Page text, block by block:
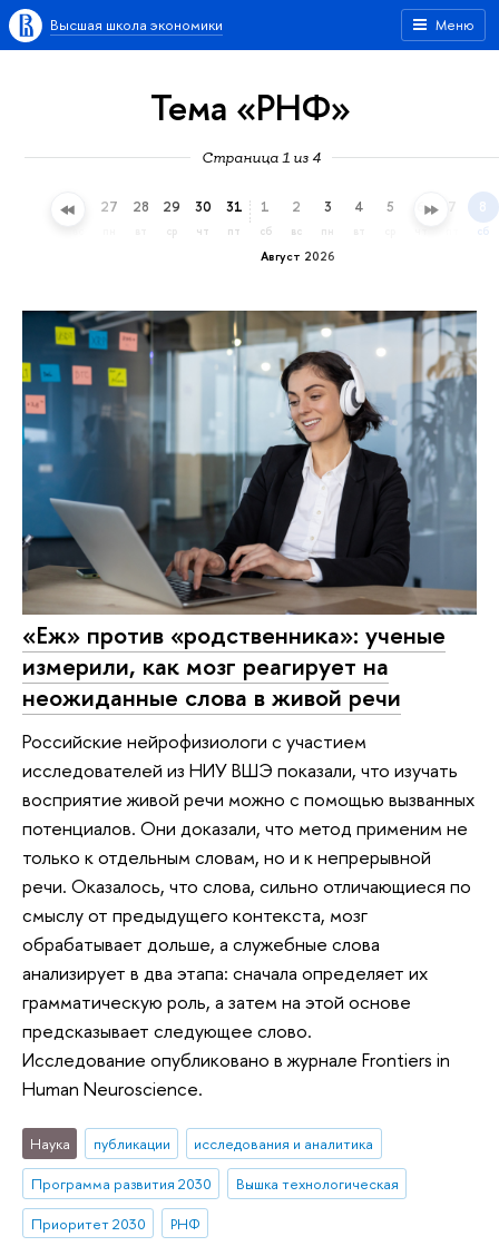
Меню
Высшая школа экономики
Тема «РНФ»
Страница 1 из 4
26 27 28 29
ср
30
чт
31
пт
Август 2026
1
сб
2
вс
3
пн
4 5 6 7 8
сб
«Еж» против «родственника»: ученые
измерили, как мозг реагирует на
неожиданные слова в живой речи
Российские нейрофизиологи с участием
исследователей из НИУ ВШЭ показали, что изучать
восприятие живой речи можно с помощью вызванных
потенциалов. Они доказали, что метод применим не
только к отдельным словам, но и к непрерывной
речи. Оказалось, что слова, сильно отличающиеся по
смыслу от предыдущего контекста, мозг
обрабатывает дольше, а служебные слова
анализирует в два этапа: сначала определяет их
грамматическую роль, а затем на этой основе
предсказывает следующее слово.
Исследование опубликовано в журнале Frontiers in
Human Neuroscience.
Наука публикации
исследования и аналитика
Программа развития 2030
Вышка технологическая
Приоритет 2030
РНФ